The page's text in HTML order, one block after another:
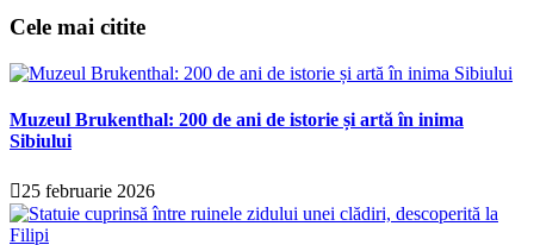
Cele mai citite
Muzeul Brukenthal: 200 de ani de istorie și artă în inima
Sibiului
25 februarie 2026